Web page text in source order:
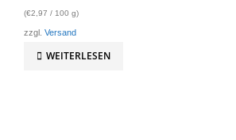
(€2,97 / 100 g)
zzgl. Versand
WEITERLESEN